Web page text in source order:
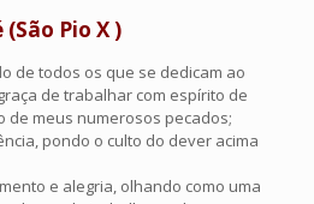
(São Pio X )
de todos os que se dedicam ao
de trabalhar com espírito de
de meus numerosos pecados;
pondo o culto do dever acima
e alegria, olhando como uma